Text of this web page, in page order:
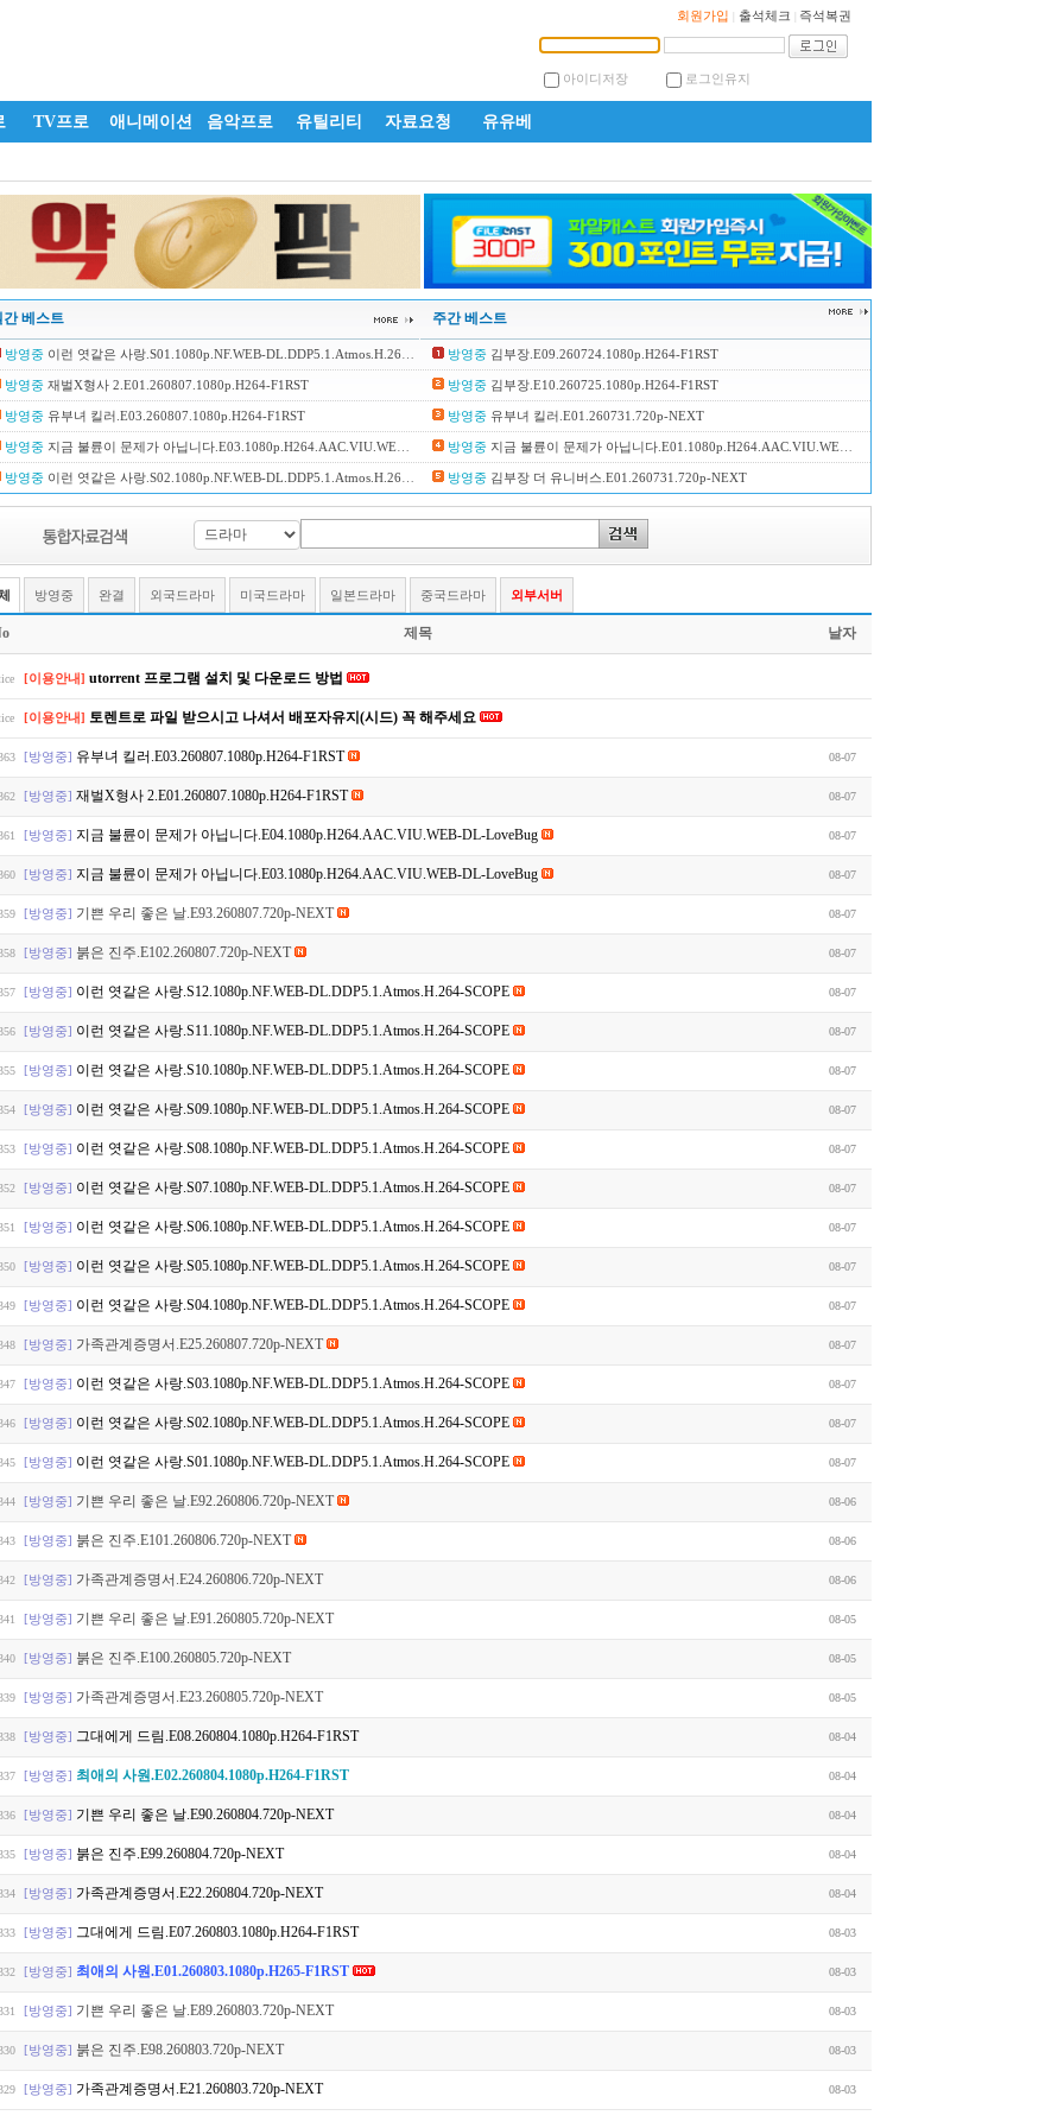
회원가입 출석체크 즉석복권
아이디저장 로그인유지
TV프로 애니메이션 음악프로 유틸리티 자료요청 유유베
간 베스트
방영중 이런 엿같은 사랑.S01.1080p.NF.WEB-DL.DDP5.1.Atmos.H.264-SCOPE
방영중 재벌X형사 2.E01.260807.1080p.H264-F1RST
방영중 유부녀 킬러.E03.260807.1080p.H264-F1RST
방영중 지금 불륜이 문제가 아닙니다.E03.1080p.H264.AAC.VIU.WEB-DL-LoveBug
방영중 이런 엿같은 사랑.S02.1080p.NF.WEB-DL.DDP5.1.Atmos.H.264-SCOPE
주간 베스트
방영중 김부장.E09.260724.1080p.H264-F1RST
방영중 김부장.E10.260725.1080p.H264-F1RST
방영중 유부녀 킬러.E01.260731.720p-NEXT
방영중 지금 불륜이 문제가 아닙니다.E01.1080p.H264.AAC.VIU.WEB-DL-LoveBug
방영중 김부장 더 유니버스.E01.260731.720p-NEXT
방영중 완결 외국드라마 미국드라마 일본드라마 중국드라마 외부서버
제목 날자
[이용안내] utorrent 프로그램 설치 및 다운로드 방법
[이용안내] 토렌트로 파일 받으시고 나셔서 배포자유지(시드) 꼭 해주세요
[방영중] 유부녀 킬러.E03.260807.1080p.H264-F1RST 08-07
[방영중] 재벌X형사 2.E01.260807.1080p.H264-F1RST 08-07
[방영중] 지금 불륜이 문제가 아닙니다.E04.1080p.H264.AAC.VIU.WEB-DL-LoveBug 08-07
[방영중] 지금 불륜이 문제가 아닙니다.E03.1080p.H264.AAC.VIU.WEB-DL-LoveBug 08-07
[방영중] 기쁜 우리 좋은 날.E93.260807.720p-NEXT 08-07
[방영중] 붉은 진주.E102.260807.720p-NEXT 08-07
[방영중] 이런 엿같은 사랑.S12.1080p.NF.WEB-DL.DDP5.1.Atmos.H.264-SCOPE 08-07
[방영중] 이런 엿같은 사랑.S11.1080p.NF.WEB-DL.DDP5.1.Atmos.H.264-SCOPE 08-07
[방영중] 이런 엿같은 사랑.S10.1080p.NF.WEB-DL.DDP5.1.Atmos.H.264-SCOPE 08-07
[방영중] 이런 엿같은 사랑.S09.1080p.NF.WEB-DL.DDP5.1.Atmos.H.264-SCOPE 08-07
[방영중] 이런 엿같은 사랑.S08.1080p.NF.WEB-DL.DDP5.1.Atmos.H.264-SCOPE 08-07
[방영중] 이런 엿같은 사랑.S07.1080p.NF.WEB-DL.DDP5.1.Atmos.H.264-SCOPE 08-07
[방영중] 이런 엿같은 사랑.S06.1080p.NF.WEB-DL.DDP5.1.Atmos.H.264-SCOPE 08-07
[방영중] 이런 엿같은 사랑.S05.1080p.NF.WEB-DL.DDP5.1.Atmos.H.264-SCOPE 08-07
[방영중] 이런 엿같은 사랑.S04.1080p.NF.WEB-DL.DDP5.1.Atmos.H.264-SCOPE 08-07
[방영중] 가족관계증명서.E25.260807.720p-NEXT 08-07
[방영중] 이런 엿같은 사랑.S03.1080p.NF.WEB-DL.DDP5.1.Atmos.H.264-SCOPE 08-07
[방영중] 이런 엿같은 사랑.S02.1080p.NF.WEB-DL.DDP5.1.Atmos.H.264-SCOPE 08-07
[방영중] 이런 엿같은 사랑.S01.1080p.NF.WEB-DL.DDP5.1.Atmos.H.264-SCOPE 08-07
[방영중] 기쁜 우리 좋은 날.E92.260806.720p-NEXT 08-06
[방영중] 붉은 진주.E101.260806.720p-NEXT 08-06
[방영중] 가족관계증명서.E24.260806.720p-NEXT 08-06
[방영중] 기쁜 우리 좋은 날.E91.260805.720p-NEXT 08-05
[방영중] 붉은 진주.E100.260805.720p-NEXT 08-05
[방영중] 가족관계증명서.E23.260805.720p-NEXT 08-05
[방영중] 그대에게 드림.E08.260804.1080p.H264-F1RST 08-04
[방영중] 최애의 사원.E02.260804.1080p.H264-F1RST 08-04
[방영중] 기쁜 우리 좋은 날.E90.260804.720p-NEXT 08-04
[방영중] 붉은 진주.E99.260804.720p-NEXT 08-04
[방영중] 가족관계증명서.E22.260804.720p-NEXT 08-04
[방영중] 그대에게 드림.E07.260803.1080p.H264-F1RST 08-03
[방영중] 최애의 사원.E01.260803.1080p.H265-F1RST 08-03
[방영중] 기쁜 우리 좋은 날.E89.260803.720p-NEXT 08-03
[방영중] 붉은 진주.E98.260803.720p-NEXT 08-03
[방영중] 가족관계증명서.E21.260803.720p-NEXT 08-03